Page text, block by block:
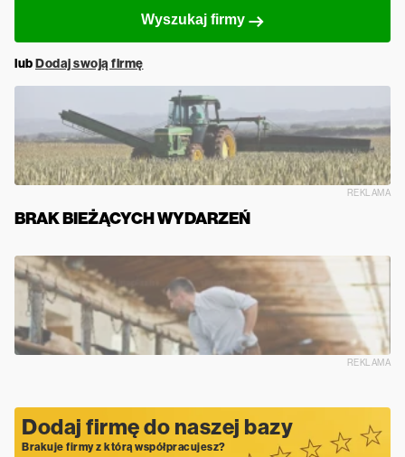
Wyszukaj firmy
lubDodaj swoją firmę
REKLAMA
BRAK BIEŻĄCYCH WYDARZEŃ
REKLAMA
Dodaj firmę do naszej bazy
Brakuje firmy z którą współpracujesz?